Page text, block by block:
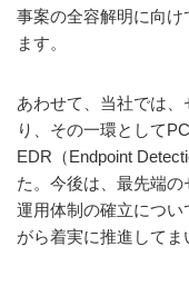
事案の全容解明に向
ます。
あわせて、当社では
り、その一環として
EDR（Endpoint
た。今後は、最先端
運用体制の確立につ
がら着実に推進してま